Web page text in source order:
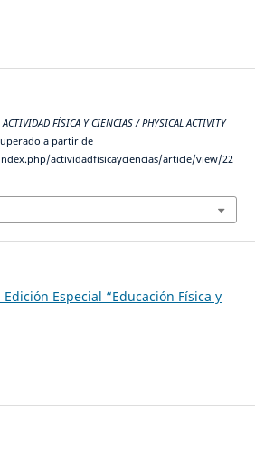
ACTIVIDAD FÍSICA Y CIENCIAS / PHYSICAL ACTIVITY
a partir de
actividadfisicayciencias/article/view/22
Especial “Educación Física y